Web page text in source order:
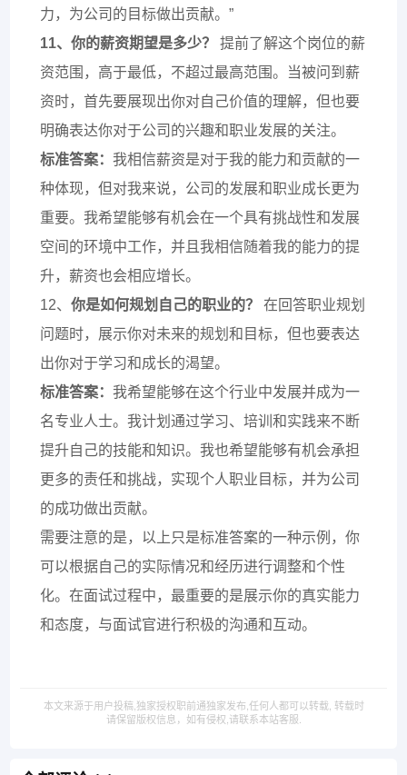
力，为公司的目标做出贡献。”
11、你的薪资期望是多少？
提前了解这个岗位的薪
资范围，高于最低，不超过最高范围。当被问到薪
资时，首先要展现出你对自己价值的理解，但也要
明确表达你对于公司的兴趣和职业发展的关注。
标准答案：我相信薪资是对于我的能力和贡献的一
种体现，但对我来说，公司的发展和职业成长更为
重要。我希望能够有机会在一个具有挑战性和发展
空间的环境中工作，并且我相信随着我的能力的提
升，薪资也会相应增长。
12、你是如何规划自己的职业的？
在回答职业规划
问题时，展示你对未来的规划和目标，但也要表达
出你对于学习和成长的渴望。
标准答案：我希望能够在这个行业中发展并成为一
名专业人士。我计划通过学习、培训和实践来不断
提升自己的技能和知识。我也希望能够有机会承担
更多的责任和挑战，实现个人职业目标，并为公司
的成功做出贡献。
需要注意的是，以上只是标准答案的一种示例，你
可以根据自己的实际情况和经历进行调整和个性
化。在面试过程中，最重要的是展示你的真实能力
和态度，与面试官进行积极的沟通和互动。
本文来源于用户投稿,独家授权职前通独家发布,任何人都可以转载, 转载时
请保留版权信息，如有侵权,请联系本站客服.